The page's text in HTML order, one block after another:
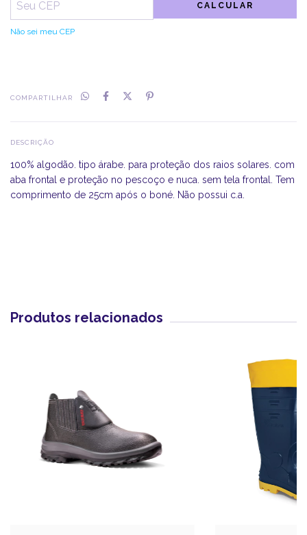
CALCULAR
Não sei meu CEP
COMPARTILHAR
DESCRIÇÃO
100% algodão. tipo árabe. para proteção dos raios solares. com
aba frontal e proteção no pescoço e nuca. sem tela frontal. Tem
comprimento de 25cm após o boné. Não possui c.a.
Produtos relacionados